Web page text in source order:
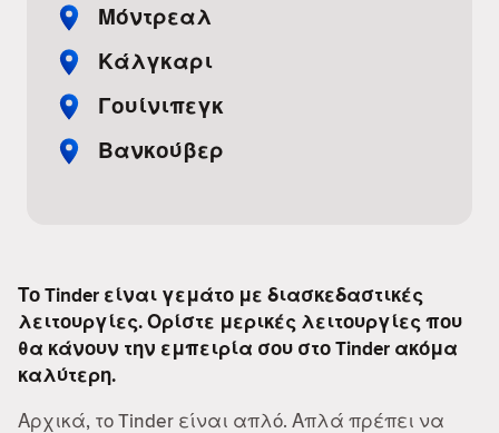
Μόντρεαλ
Κάλγκαρι
Γουίνιπεγκ
Βανκούβερ
Το Tinder είναι γεμάτο με διασκεδαστικές
λειτουργίες. Ορίστε μερικές λειτουργίες που
θα κάνουν την εμπειρία σου στο Tinder ακόμα
καλύτερη.
Αρχικά, το Tinder είναι απλό. Απλά πρέπει να